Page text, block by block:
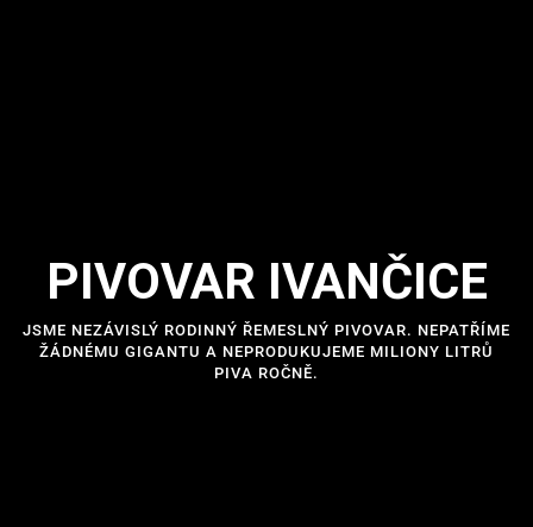
PIVOVAR IVANČICE
JSME NEZÁVISLÝ RODINNÝ ŘEMESLNÝ PIVOVAR. NEPATŘÍME
ŽÁDNÉMU GIGANTU A NEPRODUKUJEME MILIONY LITRŮ
PIVA ROČNĚ.